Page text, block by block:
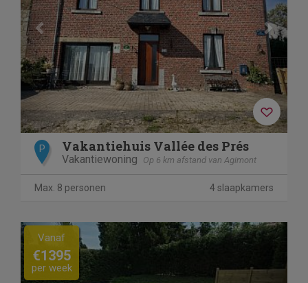
P Vakantiehuis Vallée des Prés
Vakantiewoning Op 6 km afstand van Agimont
Max. 8 personen 4 slaapkamers
Previous Next
Vanaf
€1395
per week